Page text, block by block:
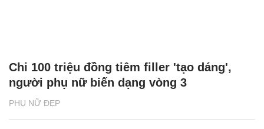
PHỤ NỮ ĐẸP
Chi 100 triệu đồng tiêm filler 'tạo dáng',
người phụ nữ biến dạng vòng 3